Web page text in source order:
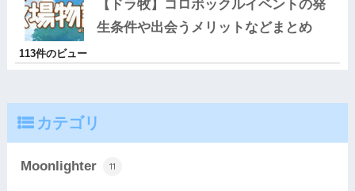
【ドラ牧】コロボックルイベントの発
生条件や出会うメリットなどまとめ
113件のビュー
カテゴリ
Moonlighter 11